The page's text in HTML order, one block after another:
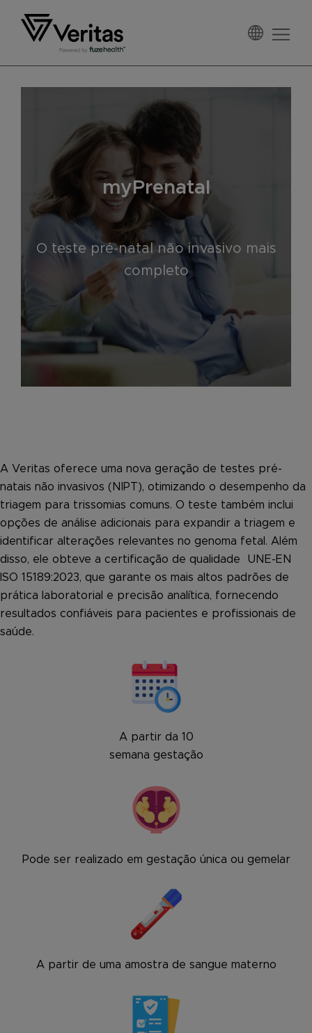
para
navegação
primária
content
Rodapé
myPrenatal
O teste pré-natal não invasivo mais
completo
A Veritas oferece uma nova geração de testes pré-
natais não invasivos (NIPT), otimizando o desempenho da
triagem para trissomias comuns. O teste também inclui
opções de análise adicionais para expandir a triagem e
identificar alterações relevantes no genoma fetal. Além
disso, ele obteve a certificação de qualidade UNE-EN
ISO 15189:2023, que garante os mais altos padrões de
prática laboratorial e precisão analítica, fornecendo
resultados confiáveis para pacientes e profissionais de
saúde.
A partir da 10
semana gestação
Pode ser realizado em gestação única ou gemelar
A partir de uma amostra de sangue materno